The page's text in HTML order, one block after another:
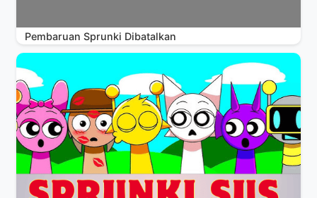
Pembaruan Sprunki Dibatalkan